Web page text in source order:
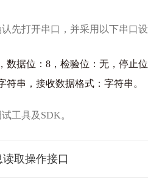
先打开串口，并采用以下串口
数据位：8，检验位：无，停止
符串，接收数据格式：字符串。
工具及SDK。
取操作接口